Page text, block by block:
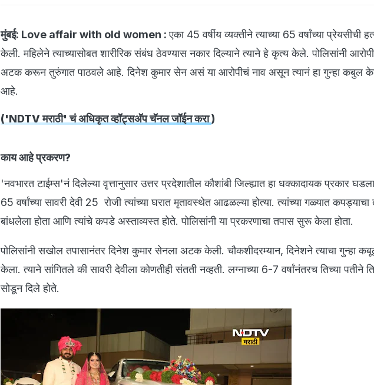
मुंबई: Love affair with old women :एका 45 वर्षीय व्यक्तीने त्याच्या 65 वर्षांच्या प्रेयसीची
केली. महिलेने त्याच्यासोबत शारीरिक संबंध ठेवण्यास नकार दिल्याने त्याने हे कृत्य केले. पोलिसांनी
अटक करून तुरुंगात पाठवले आहे. दिनेश कुमार सेन असं या आरोपीचं नाव असून त्यानं हा गुन्हा कबुल
आहे.
('NDTV मराठी' चं अधिकृत व्हॉट्सअ‍ॅप चॅनल जॉईन करा)
काय आहे प्रकरण?
'नवभारत टाईम्स'नं दिलेल्या वृत्तानुसार उत्तर प्रदेशातील कौशांबी जिल्ह्यात हा धक्कादायक प्रकार
65 वर्षांच्या सावरी देवी 25 रोजी त्यांच्या घरात मृतावस्थेत आढळल्या होत्या. त्यांच्या गळ्यात
बांधलेला होता आणि त्यांचे कपडे अस्ताव्यस्त होते. पोलिसांनी या प्रकरणाचा तपास सुरू केला होता.
पोलिसांनी सखोल तपासानंतर दिनेश कुमार सेनला अटक केली. चौकशीदरम्यान, दिनेशने त्याचा गुन्हा
केला. त्याने सांगितले की सावरी देवीला कोणतीही संतती नव्हती. लग्नाच्या 6-7 वर्षांनंतरच तिच्या पतीने
सोडून दिले होते.